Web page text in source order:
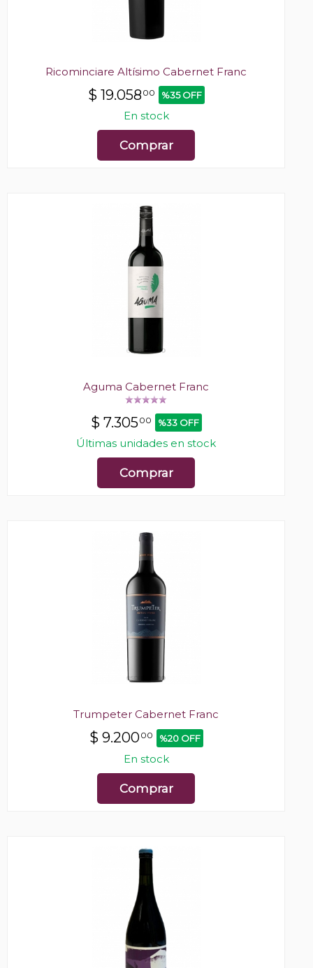
Ricominciare Altísimo Cabernet Franc
$ 19.058 00 %35 OFF
En stock
Comprar
Aguma Cabernet Franc
$ 7.30500 %33 OFF
Últimas unidades en stock
Comprar
Trumpeter Cabernet Franc
$ 9.20000 %20 OFF
En stock
Comprar